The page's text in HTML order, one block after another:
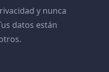
y nunca
datos están